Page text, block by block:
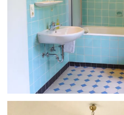
ANSEHEN